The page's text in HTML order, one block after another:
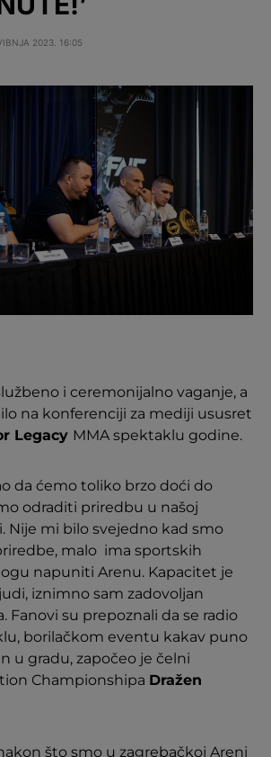
2023. 16:05
i ceremonijalno vaganje, a
na konferenciji za mediji ususret
Legacy MMA spektaklu godine.
da ćemo toliko brzo doći do
odraditi priredbu u našoj
Nije mi bilo svejedno kad smo
malo ima sportskih
napuniti Arenu. Kapacitet je
iznimno sam zadovoljan
Fanovi su prepoznali da se radio
borilačkom eventu kakav puno
u gradu, započeo je čelni
Championshipa Dražen
što smo u zagrebačkoj Areni